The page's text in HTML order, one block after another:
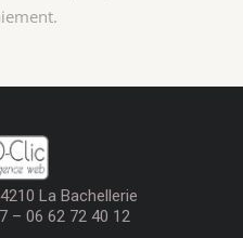
La Bachellerie
– 06 62 72 40 12